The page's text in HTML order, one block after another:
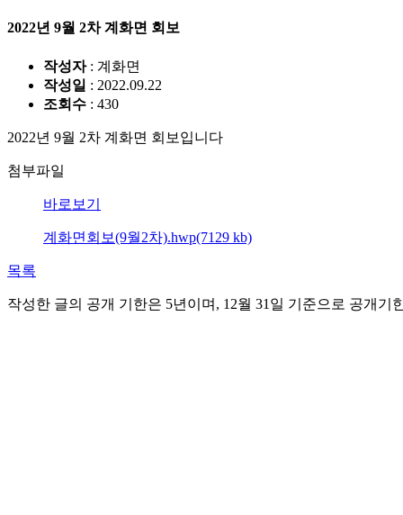
2022년 9월 2차 계화면 회보
작성자: 계화면
작성일 : 2022.09.22
조회수 : 430
2022년 9월 2차 계화면 회보입니다
첨부파일
바로보기
계화면회보(9월2차).hwp(7129 kb)
목록
작성한 글의 공개 기한은 5년이며, 12월 31일 기준으로 공개기